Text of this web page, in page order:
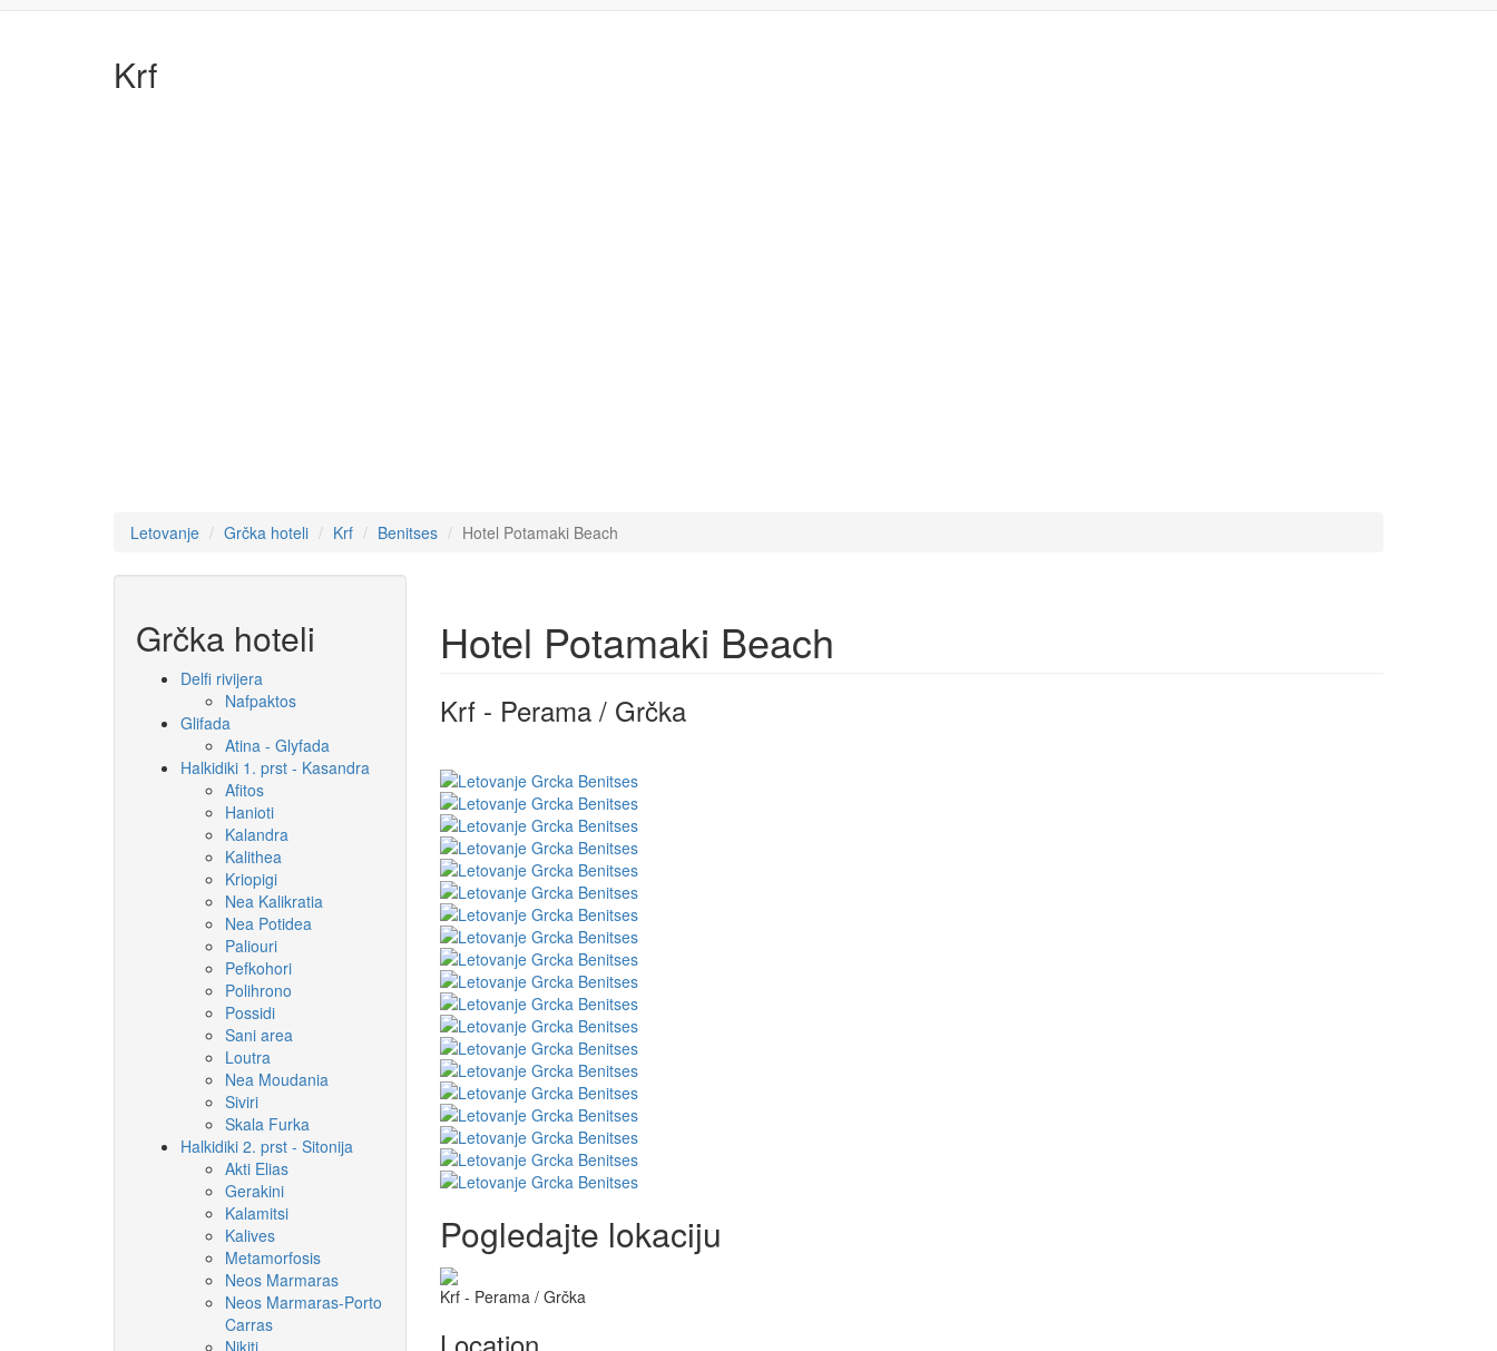
Krf
Letovanje Grčka hoteli Krf Benitses Hotel Potamaki Beach
Grčka hoteli
Delfi rivijera
Nafpaktos
Glifada
Atina - Glyfada
Halkidiki 1. prst - Kasandra
Afitos
Hanioti
Kalandra
Kalithea
Kriopigi
Nea Kalikratia
Nea Potidea
Paliouri
Pefkohori
Polihrono
Possidi
Sani area
Loutra
Nea Moudania
Siviri
Skala Furka
Halkidiki 2. prst - Sitonija
Akti Elias
Gerakini
Kalamitsi
Kalives
Metamorfosis
Neos Marmaras
Neos Marmaras-Porto
Carras
Nikiti
Hotel Potamaki Beach
Krf - Perama / Grčka
Pogledajte lokaciju
Krf - Perama / Grčka